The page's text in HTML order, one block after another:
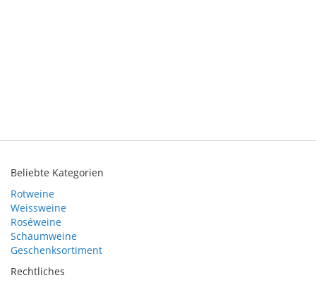
Beliebte Kategorien
Rotweine
Weissweine
Roséweine
Schaumweine
Geschenksortiment
Rechtliches